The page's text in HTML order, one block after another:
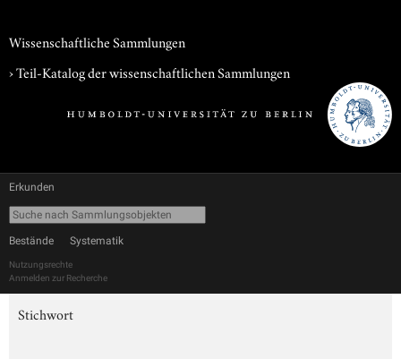
Wissenschaftliche Sammlungen
› Teil-Katalog der wissenschaftlichen Sammlungen
Erkunden
Bestände Systematik
Nutzungsrechte
Anmelden zur Recherche
Stichwort